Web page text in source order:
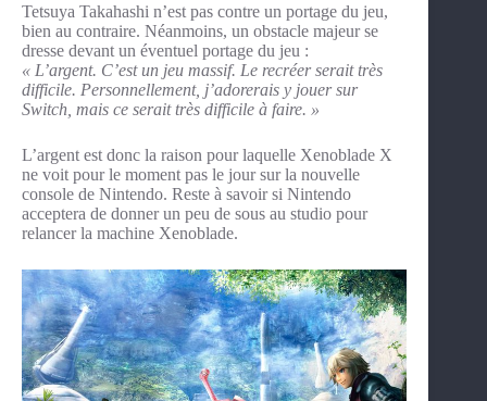
Tetsuya Takahashi n’est pas contre un portage du jeu,
bien au contraire. Néanmoins, un obstacle majeur se
dresse devant un éventuel portage du jeu :
« L’argent. C’est un jeu massif. Le recréer serait très
difficile. Personnellement, j’adorerais y jouer sur
Switch, mais ce serait très difficile à faire. »
L’argent est donc la raison pour laquelle Xenoblade X
ne voit pour le moment pas le jour sur la nouvelle
console de Nintendo. Reste à savoir si Nintendo
acceptera de donner un peu de sous au studio pour
relancer la machine Xenoblade.